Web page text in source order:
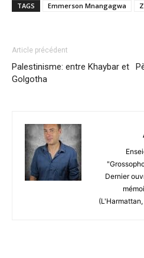
TAGS Emmerson Mnangagwa
Article précédent
Palestinisme: entre Khaybar et
Golgotha
Dernier